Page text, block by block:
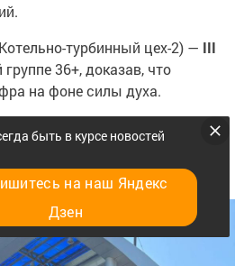
турбинный цех-2) — III
36+, доказав, что
на фоне силы духа.
(ЭЦ) —
среди мужчин
скорость и тактическое
ему абсолютную победу.
быть в курсе новостей
на наш Яндекс
Дзен